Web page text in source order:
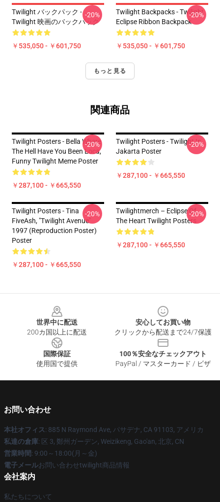
Twilight バックパック -
Twilight 映画のバックパック
￥535,050 - ￥601,750
-20%
Twilight Backpacks - Twilight
Eclipse Ribbon Backpack
￥535,050 - ￥601,750
-20%
もっと見る
関連商品
Twilight Posters - Bella Where
The Hell Have You Been Loca,
Funny Twilight Meme Poster
￥287,100 - ￥665,550
-20%
Twilight Posters - Twilight In
Jakarta Poster
￥287,100 - ￥665,550
-20%
Twilight Posters - Tina
FiveAsh, "Twilight Avenue"
1997 (reproduction Poster)
Poster
￥287,100 - ￥665,550
-20%
Twilightmerch – Eclipse Of
The Heart Twilight Posters
￥287,100 - ￥665,550
-20%
世界中に配送
200カ国以上に配送
安心してお買い物
クリックから配送まで24/7保護
国際保証
使用国で提供
100％安全なチェックアウト
PayPal / マスターカード / ビザ
お問い合わせ
本社オフィス: 885 N Raymond Ave, パサデナ, CA 91103, アメリカ
私達の倉庫: 区 3, 鄭州ガーデン, Weizikeng, Gao'an, 北京, CN
営業時間: 9:00～18:00(月～金)
電子メールお問い合わせtwilight商品情報
会社案内
私たちについて